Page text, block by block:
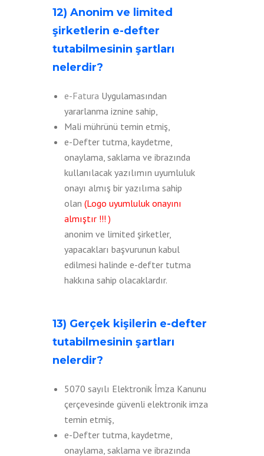
12) Anonim ve limited
şirketlerin e-defter
tutabilmesinin şartları
nelerdir?
e-Fatura Uygulamasından
yararlanma iznine sahip,
Mali mührünü temin etmiş,
e-Defter tutma, kaydetme,
onaylama, saklama ve ibrazında
kullanılacak yazılımın uyumluluk
onayı almış bir yazılıma sahip
olan (Logo uyumluluk onayını
almıştır !!! )
anonim ve limited şirketler,
yapacakları başvurunun kabul
edilmesi halinde e-defter tutma
hakkına sahip olacaklardır.
13) Gerçek kişilerin e-defter
tutabilmesinin şartları
nelerdir?
5070 sayılı Elektronik İmza Kanunu
çerçevesinde güvenli elektronik imza
temin etmiş,
e-Defter tutma, kaydetme,
onaylama, saklama ve ibrazında